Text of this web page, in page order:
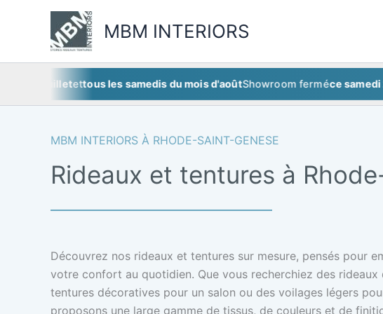
MBM INTERIORS
tous les samedis du mois d'aoûtShowroom fermé ce samedi 25
MBM INTERIORS À RHODE-SAINT-GENESE
Rideaux et tentures à
Découvrez nos rideaux et tentures sur mesure, pensés pour
votre confort au quotidien. Que vous recherchiez des
tentures décoratives pour un salon ou des voilages légers
proposons une large gamme de tissus, de couleurs et de